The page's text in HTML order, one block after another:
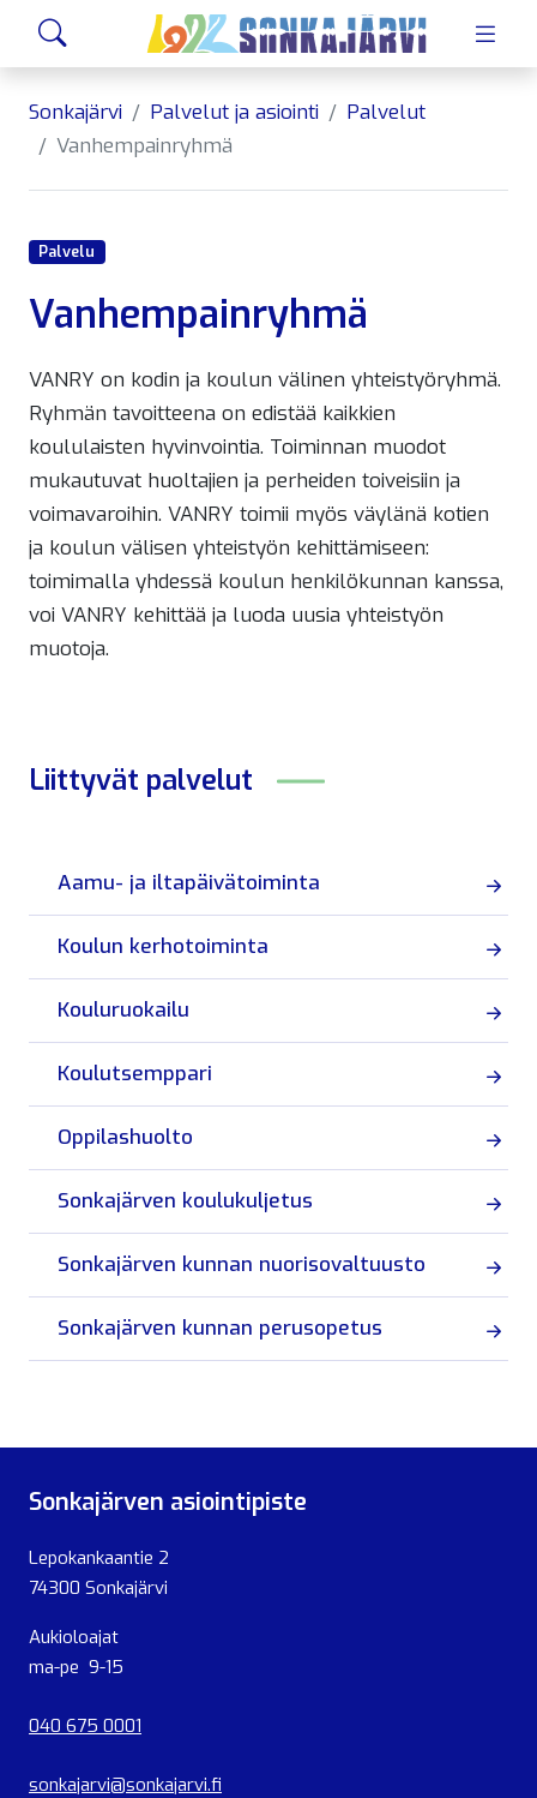
Siirry sivusisältöön
Sonkajärvi Palvelut ja asiointi
Palvelut
Vanhempainryhmä
Palvelu
Vanhempainryhmä
VANRY on kodin ja koulun välinen yhteistyöryhmä.
Ryhmän tavoitteena on edistää kaikkien
koululaisten hyvinvointia. Toiminnan muodot
mukautuvat huoltajien ja perheiden toiveisiin ja
voimavaroihin. VANRY toimii myös väylänä kotien
ja koulun välisen yhteistyön kehittämiseen:
toimimalla yhdessä koulun henkilökunnan kanssa,
voi VANRY kehittää ja luoda uusia yhteistyön
muotoja.
Liittyvät palvelut
Aamu- ja iltapäivätoiminta
Koulun kerhotoiminta
Kouluruokailu
Koulutsemppari
Oppilashuolto
Sonkajärven koulukuljetus
Sonkajärven kunnan nuorisovaltuusto
Sonkajärven kunnan perusopetus
Sonkajärven asiointipiste
Lepokankaantie 2
74300 Sonkajärvi
Aukioloajat
ma-pe 9-15
040 675 0001
sonkajarvi@sonkajarvi.fi